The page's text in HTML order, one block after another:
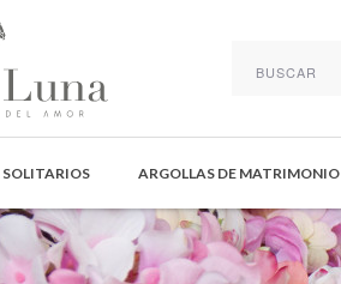
de
SOLITARIOS ARGOLLAS DE MATRIMONIO